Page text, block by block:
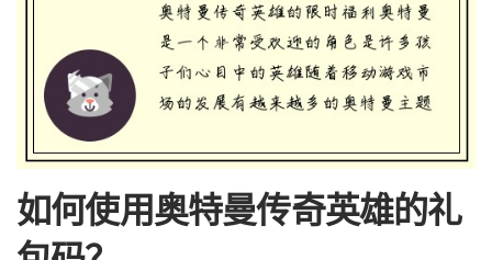
如何使用奥特曼传奇英雄的礼